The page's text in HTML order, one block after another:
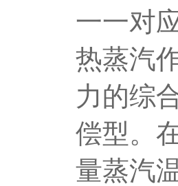
一一对
热蒸汽
力的综
偿型。
量蒸汽